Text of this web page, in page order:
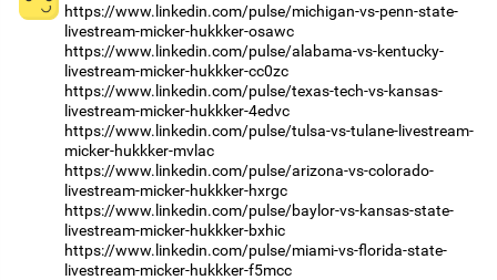
https://www.linkedin.com/pulse/michigan-vs-penn-state-
livestream-micker-hukkker-osawc
https://www.linkedin.com/pulse/alabama-vs-kentucky-
livestream-micker-hukkker-cc0zc
https://www.linkedin.com/pulse/texas-tech-vs-kansas-
livestream-micker-hukkker-4edvc
https://www.linkedin.com/pulse/tulsa-vs-tulane-livestream-
micker-hukkker-mvlac
https://www.linkedin.com/pulse/arizona-vs-colorado-
livestream-micker-hukkker-hxrgc
https://www.linkedin.com/pulse/baylor-vs-kansas-state-
livestream-micker-hukkker-bxhic
https://www.linkedin.com/pulse/miami-vs-florida-state-
livestream-micker-hukkker-f5mcc